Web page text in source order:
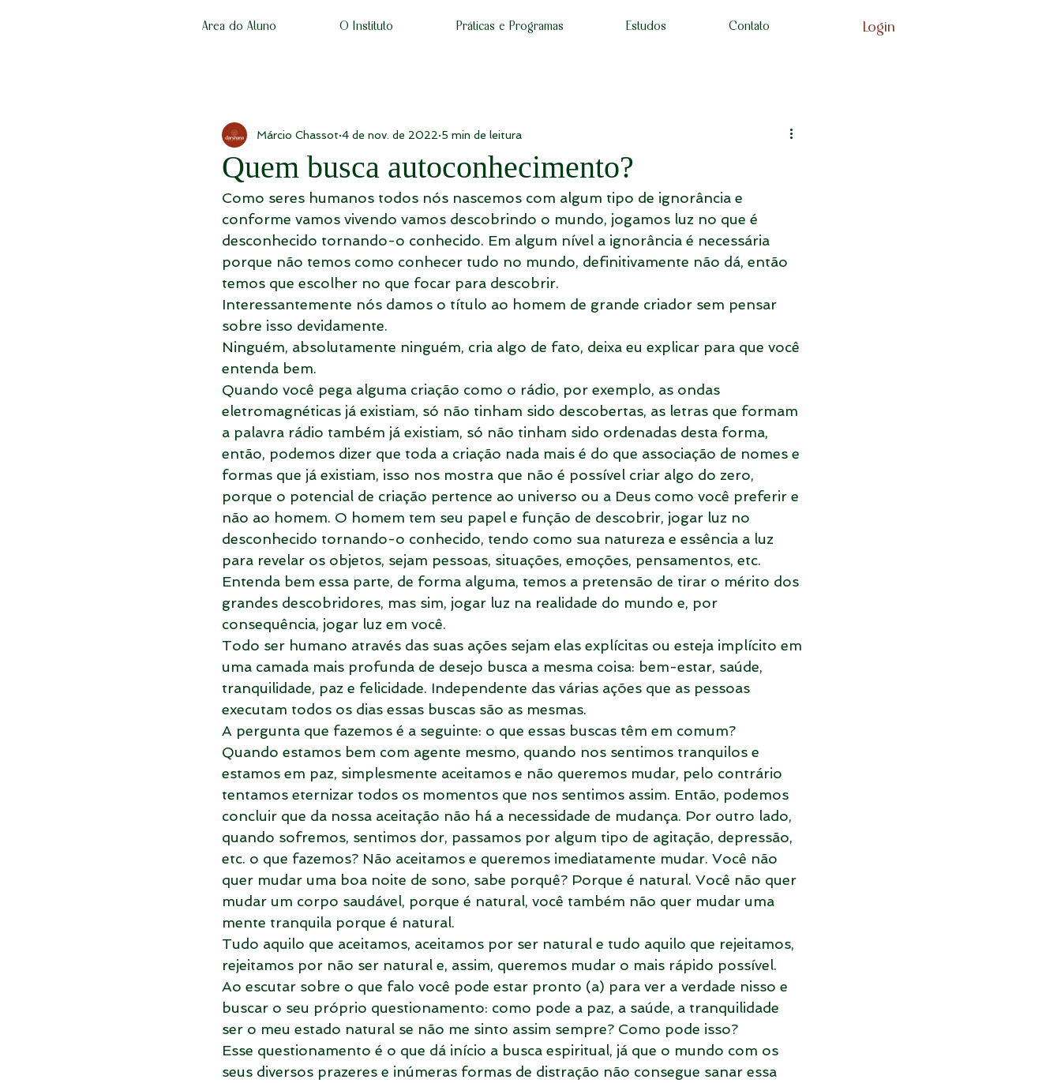
Area do Aluno O Instituto Práticas e Programas Estudos Contato Login
Quem busca autoconhecimento?
Márcio Chassot 4 de nov. de 2022 5 min de leitura
Como seres humanos todos nós nascemos com algum tipo de ignorância e
conforme vamos vivendo vamos descobrindo o mundo, jogamos luz no que é
desconhecido tornando-o conhecido. Em algum nível a ignorância é necessária
porque não temos como conhecer tudo no mundo, definitivamente não dá, então
temos que escolher no que focar para descobrir.
Interessantemente nós damos o título ao homem de grande criador sem pensar
sobre isso devidamente.
Ninguém, absolutamente ninguém, cria algo de fato, deixa eu explicar para que você
entenda bem.
Quando você pega alguma criação como o rádio, por exemplo, as ondas
eletromagnéticas já existiam, só não tinham sido descobertas, as letras que formam
a palavra rádio também já existiam, só não tinham sido ordenadas desta forma,
então, podemos dizer que toda a criação nada mais é do que associação de nomes e
formas que já existiam, isso nos mostra que não é possível criar algo do zero,
porque o potencial de criação pertence ao universo ou a Deus como você preferir e
não ao homem. O homem tem seu papel e função de descobrir, jogar luz no
desconhecido tornando-o conhecido, tendo como sua natureza e essência a luz
para revelar os objetos, sejam pessoas, situações, emoções, pensamentos, etc.
Entenda bem essa parte, de forma alguma, temos a pretensão de tirar o mérito dos
grandes descobridores, mas sim, jogar luz na realidade do mundo e, por
consequência, jogar luz em você.
Todo ser humano através das suas ações sejam elas explícitas ou esteja implícito em
uma camada mais profunda de desejo busca a mesma coisa: bem-estar, saúde,
tranquilidade, paz e felicidade. Independente das várias ações que as pessoas
executam todos os dias essas buscas são as mesmas.
A pergunta que fazemos é a seguinte: o que essas buscas têm em comum?
Quando estamos bem com agente mesmo, quando nos sentimos tranquilos e
estamos em paz, simplesmente aceitamos e não queremos mudar, pelo contrário
tentamos eternizar todos os momentos que nos sentimos assim. Então, podemos
concluir que da nossa aceitação não há a necessidade de mudança. Por outro lado,
quando sofremos, sentimos dor, passamos por algum tipo de agitação, depressão,
etc. o que fazemos? Não aceitamos e queremos imediatamente mudar. Você não
quer mudar uma boa noite de sono, sabe porquê? Porque é natural. Você não quer
mudar um corpo saudável, porque é natural, você também não quer mudar uma
mente tranquila porque é natural.
Tudo aquilo que aceitamos, aceitamos por ser natural e tudo aquilo que rejeitamos,
rejeitamos por não ser natural e, assim, queremos mudar o mais rápido possível.
Ao escutar sobre o que falo você pode estar pronto (a) para ver a verdade nisso e
buscar o seu próprio questionamento: como pode a paz, a saúde, a tranquilidade
ser o meu estado natural se não me sinto assim sempre? Como pode isso?
Esse questionamento é o que dá início a busca espiritual, já que o mundo com os
seus diversos prazeres e inúmeras formas de distração não consegue sanar essa